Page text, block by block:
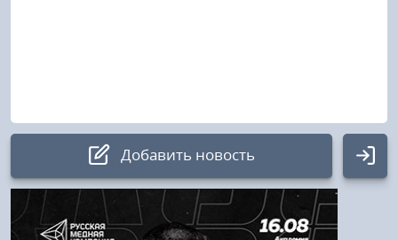
Добавить новость
Авторизация